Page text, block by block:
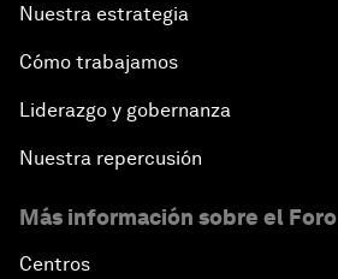
Nuestra estrategia
Cómo trabajamos
Liderazgo y gobernanza
Nuestra repercusión
Más información sobre el Foro
Centros